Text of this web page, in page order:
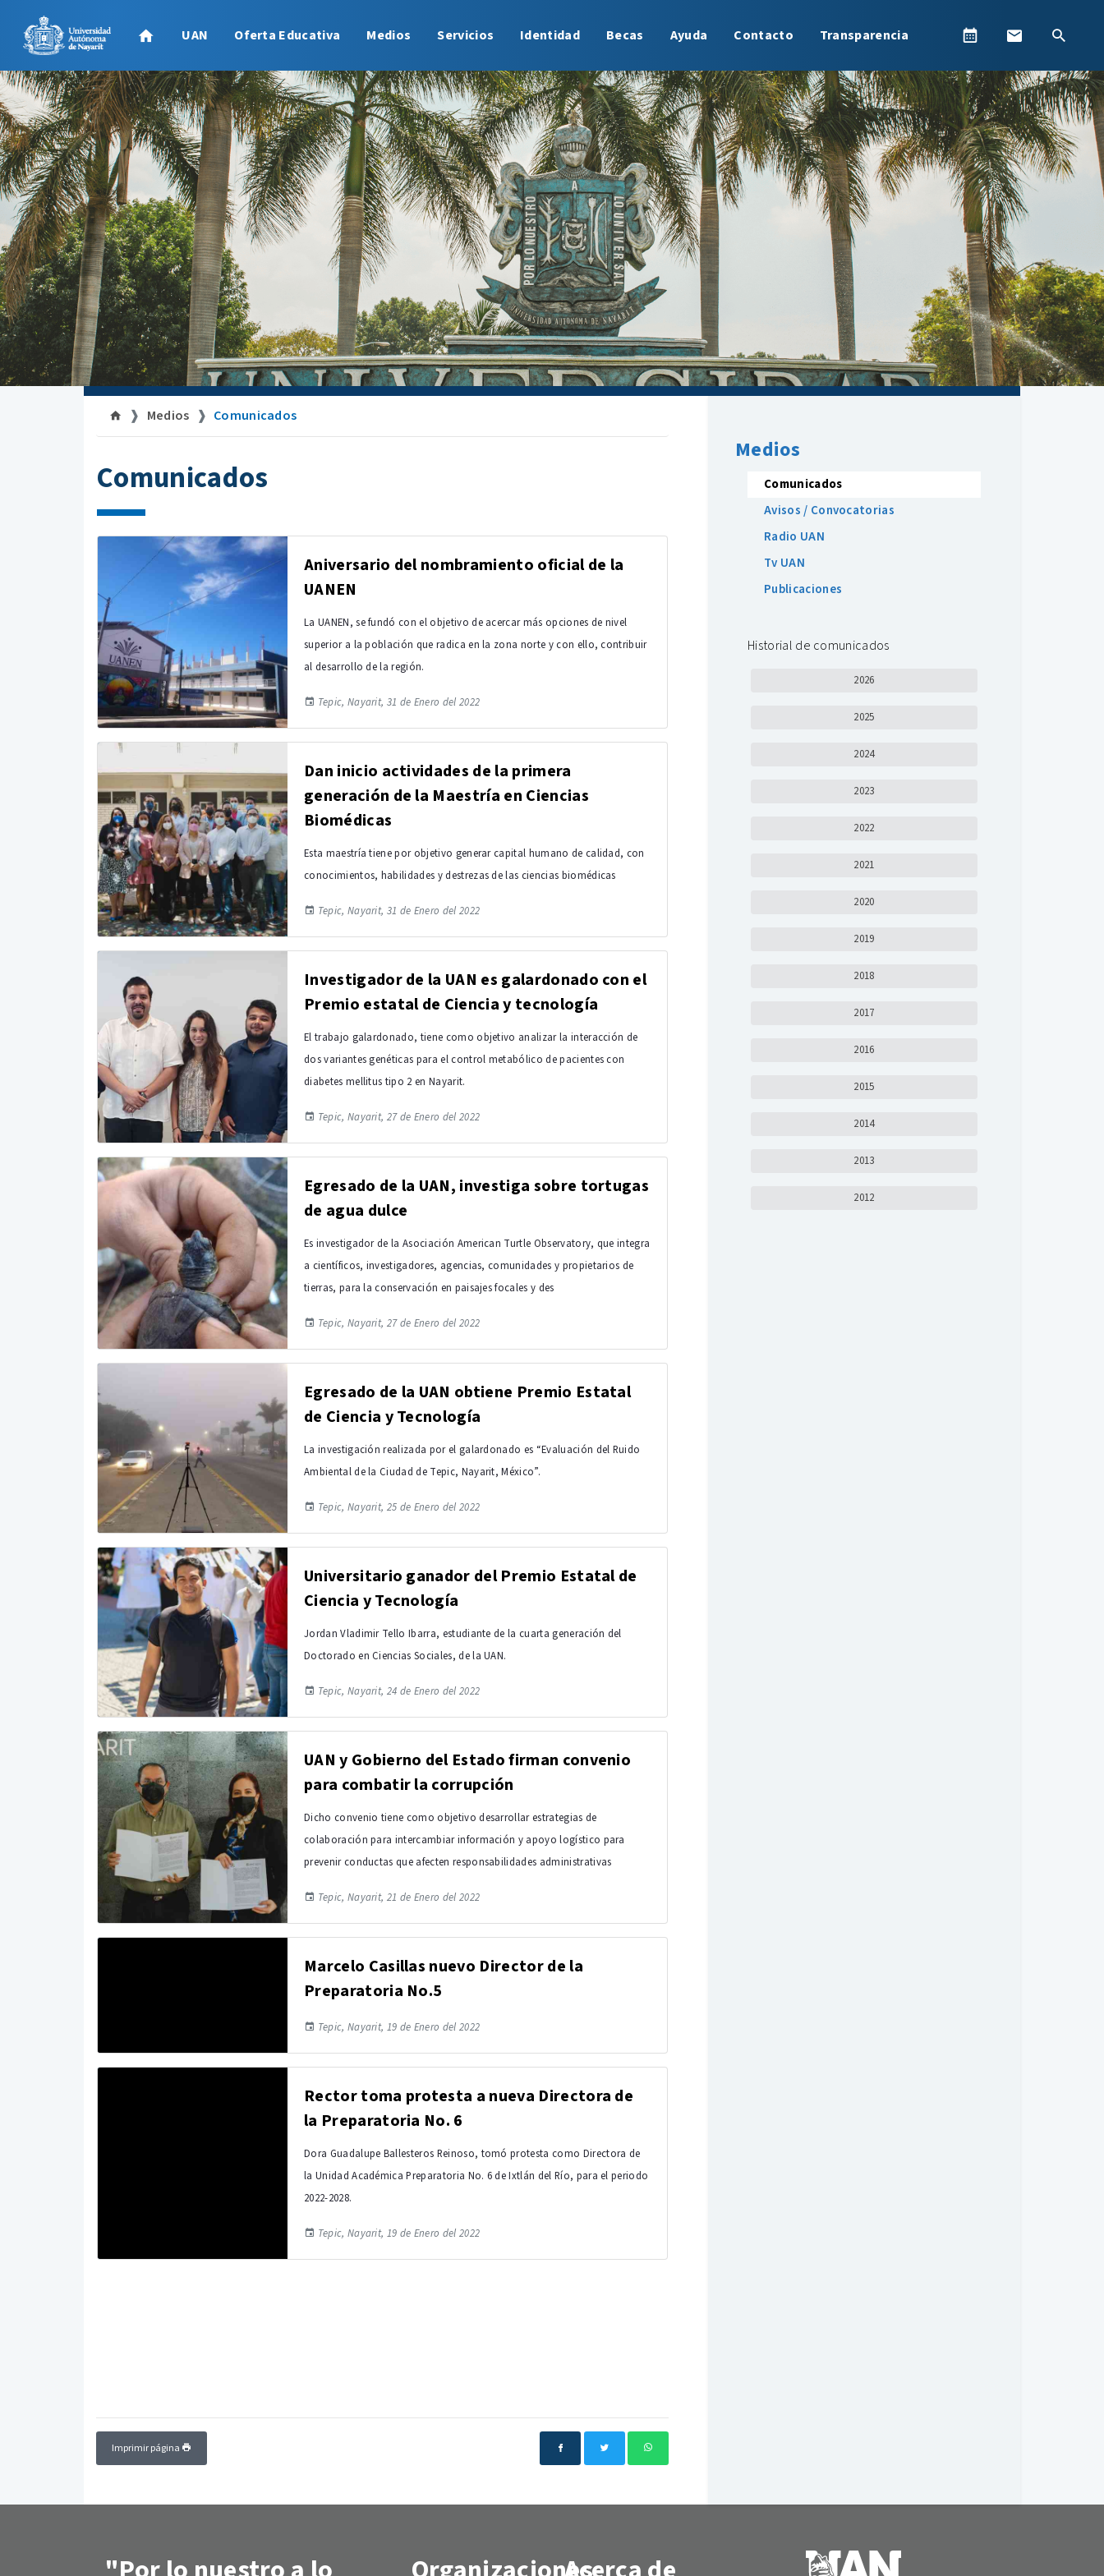
UAN Oferta Educativa Medios Servicios Identidad Becas Ayuda Contacto Transparencia
Medios Comunicados
Comunicados
Aniversario del nombramiento oficial de la
UANEN
La UANEN, se fundó con el objetivo de acercar más opciones de nivel
superior a la población que radica en la zona norte y con ello, contribuir
al desarrollo de la región.
Tepic, Nayarit, 31 de Enero del 2022
Dan inicio actividades de la primera
generación de la Maestría en Ciencias
Biomédicas
Esta maestría tiene por objetivo generar capital humano de calidad, con
conocimientos, habilidades y destrezas de las ciencias biomédicas
Tepic, Nayarit, 31 de Enero del 2022
Investigador de la UAN es galardonado con el
Premio estatal de Ciencia y tecnología
El trabajo galardonado, tiene como objetivo analizar la interacción de
dos variantes genéticas para el control metabólico de pacientes con
diabetes mellitus tipo 2 en Nayarit.
Tepic, Nayarit, 27 de Enero del 2022
Egresado de la UAN, investiga sobre tortugas
de agua dulce
Es investigador de la Asociación American Turtle Observatory, que integra
a científicos, investigadores, agencias, comunidades y propietarios de
tierras, para la conservación en paisajes focales y des
Tepic, Nayarit, 27 de Enero del 2022
Egresado de la UAN obtiene Premio Estatal
de Ciencia y Tecnología
La investigación realizada por el galardonado es “Evaluación del Ruido
Ambiental de la Ciudad de Tepic, Nayarit, México”.
Tepic, Nayarit, 25 de Enero del 2022
Universitario ganador del Premio Estatal de
Ciencia y Tecnología
Jordan Vladimir Tello Ibarra, estudiante de la cuarta generación del
Doctorado en Ciencias Sociales, de la UAN.
Tepic, Nayarit, 24 de Enero del 2022
UAN y Gobierno del Estado firman convenio
para combatir la corrupción
Dicho convenio tiene como objetivo desarrollar estrategias de
colaboración para intercambiar información y apoyo logístico para
prevenir conductas que afecten responsabilidades administrativas
Tepic, Nayarit, 21 de Enero del 2022
Marcelo Casillas nuevo Director de la
Preparatoria No.5
Tepic, Nayarit, 19 de Enero del 2022
Rector toma protesta a nueva Directora de
la Preparatoria No. 6
Dora Guadalupe Ballesteros Reinoso, tomó protesta como Directora de
la Unidad Académica Preparatoria No. 6 de Ixtlán del Río, para el periodo
2022-2028.
Tepic, Nayarit, 19 de Enero del 2022
Imprimir página
Medios
Comunicados
Avisos / Convocatorias
Radio UAN
Tv UAN
Publicaciones
Historial de comunicados
2026
2025
2024
2023
2022
2021
2020
2019
2018
2017
2016
2015
2014
2013
2012